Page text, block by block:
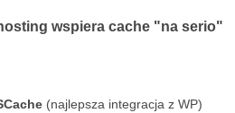
wspiera cache "na serio"
(najlepsza integracja z WP)